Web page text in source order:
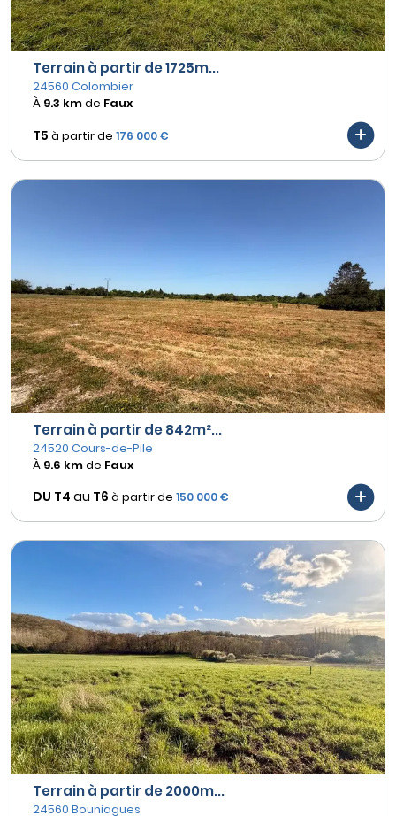
Terrain à partir de 1725m...
24560 Colombier
À 9.3 kmde Faux
T5 à partir de 176 000 €
Terrain à partir de 842m²...
24520 Cours-de-Pile
À 9.6 kmde Faux
DU T4 au T6 à partir de 150 000 €
Terrain à partir de 2000m...
24560 Bouniagues